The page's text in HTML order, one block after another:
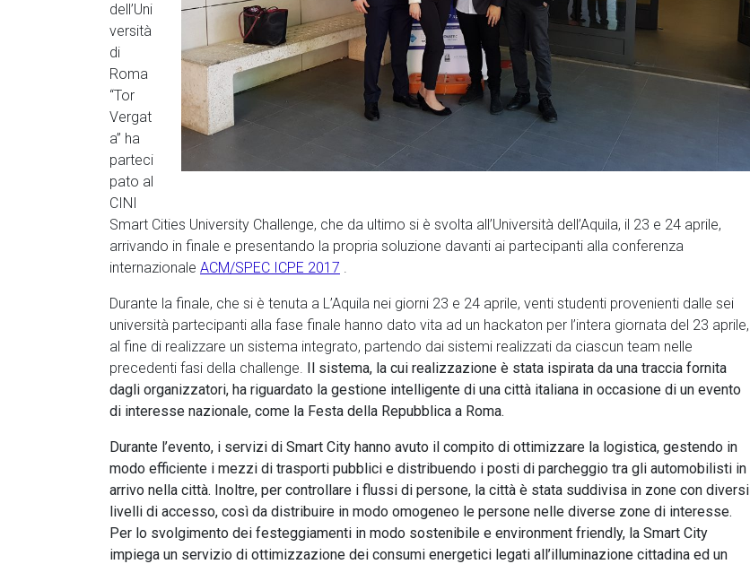
dell’Uni
versità
di
Roma
“Tor
Vergat
a” ha
parteci
pato al
CINI
Smart Cities University Challenge, che da ultimo si è svolta all’Università dell’Aquila, il 23 e 24 aprile,
arrivando in finale e presentando la propria soluzione davanti ai partecipanti alla conferenza
internazionale ACM/SPEC ICPE 2017 .
Durante la finale, che si è tenuta a L’Aquila nei giorni 23 e 24 aprile, venti studenti provenienti dalle sei
università partecipanti alla fase finale hanno dato vita ad un hackaton per l’intera giornata del 23 aprile,
al fine di realizzare un sistema integrato, partendo dai sistemi realizzati da ciascun team nelle
precedenti fasi della challenge. Il sistema, la cui realizzazione è stata ispirata da una traccia fornita
dagli organizzatori, ha riguardato la gestione intelligente di una città italiana in occasione di un evento
di interesse nazionale, come la Festa della Repubblica a Roma.
Durante l’evento, i servizi di Smart City hanno avuto il compito di ottimizzare la logistica, gestendo in
modo efficiente i mezzi di trasporti pubblici e distribuendo i posti di parcheggio tra gli automobilisti in
arrivo nella città. Inoltre, per controllare i flussi di persone, la città è stata suddivisa in zone con diversi
livelli di accesso, così da distribuire in modo omogeneo le persone nelle diverse zone di interesse.
Per lo svolgimento dei festeggiamenti in modo sostenibile e environment friendly, la Smart City
impiega un servizio di ottimizzazione dei consumi energetici legati all’illuminazione cittadina ed un